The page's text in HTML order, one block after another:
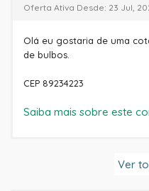
Oferta Ativa Desde: 23 Jul,
Olá eu gostaria de uma
de bulbos.
CEP 89234223
Saiba mais sobre este
Ver